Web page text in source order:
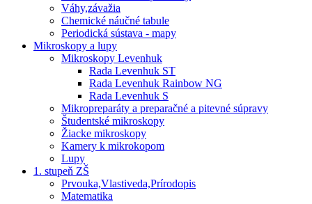
Váhy,závažia
Chemické náučné tabule
Periodická sústava - mapy
Mikroskopy a lupy
Mikroskopy Levenhuk
Rada Levenhuk ST
Rada Levenhuk Rainbow NG
Rada Levenhuk S
Mikropreparáty a preparačné a pitevné súpravy
Študentské mikroskopy
Žiacke mikroskopy
Kamery k mikrokopom
Lupy
1. stupeň ZŠ
Prvouka,Vlastiveda,Prírodopis
Matematika